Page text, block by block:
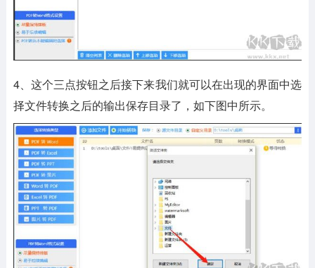
4、这个三点按钮之后接下来我们就可以在出现的界面中选
择文件转换之后的输出保存目录了，如下图中所示。